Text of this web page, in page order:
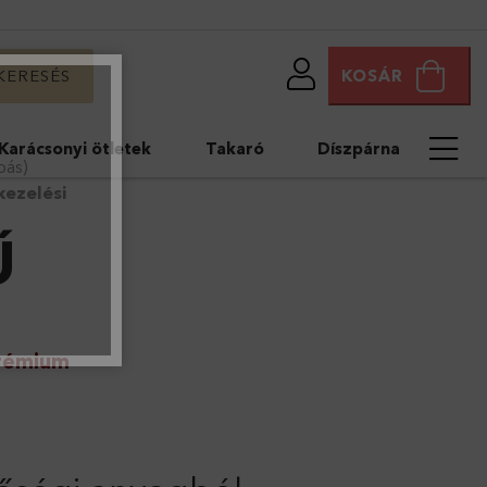
KOSÁR
Karácsonyi ötletek Takaró Díszpárna